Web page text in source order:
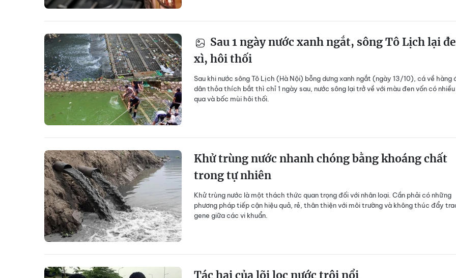
Sau 1 ngày nước xanh ngắt, sông Tô Lịch lại
xì, hôi thối
Sau khi nước sông Tô Lịch (Hà Nội) bỗng dưng xanh ngắt (ngày 13/10), cá về hàng
dân thỏa thích bắt thì chỉ 1 ngày sau, nước sông lại trở về với màu đen vốn có nhiều
qua và bốc mùi hôi thối.
Khử trùng nước nhanh chóng bằng khoáng chất
trong tự nhiên
Khử trùng nước là một thách thức quan trọng đối với nhân loại. Cần phải có những
phương pháp tiếp cận hiệu quả, rẻ, thân thiện với môi trường và không thúc đẩy
gene giữa các vi khuẩn.
Tác hại của lõi lọc nước trôi nổi